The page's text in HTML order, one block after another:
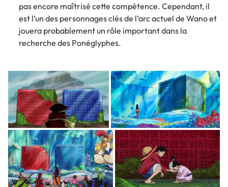
pas encore maîtrisé cette compétence. Cependant, il
est l’un des personnages clés de l’arc actuel de Wano et
jouera probablement un rôle important dans la
recherche des Ponéglyphes.